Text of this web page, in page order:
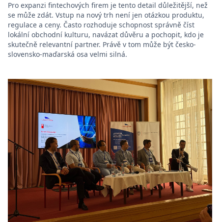
Pro expanzi fintechových firem je tento detail důležitější, než
se může zdát. Vstup na nový trh není jen otázkou produktu,
regulace a ceny. Často rozhoduje schopnost správně číst
lokální obchodní kulturu, navázat důvěru a pochopit, kdo je
skutečně relevantní partner. Právě v tom může být česko-
slovensko-maďarská osa velmi silná.